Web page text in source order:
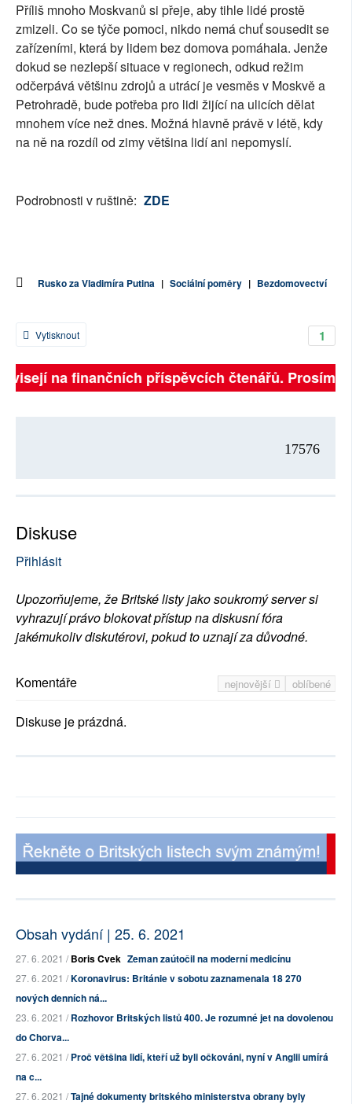
Příliš mnoho Moskvanů si přeje, aby tihle lidé prostě
zmizeli. Co se týče pomoci, nikdo nemá chuť sousedit se
zařízeními, která by lidem bez domova pomáhala. Jenže
dokud se nezlepší situace v regionech, odkud režim
odčerpává většinu zdrojů a utrácí je vesměs v Moskvě a
Petrohradě, bude potřeba pro lidi žijící na ulicích dělat
mnohem více než dnes. Možná hlavně právě v létě, kdy
na ně na rozdíl od zimy většina lidí ani nepomyslí.
Podrobnosti v ruštině: ZDE
Rusko za Vladimíra Putina | Sociální poměry | Bezdomovectví
1
Vytisknout
na finančních příspěvcích čtenářů. Prosíme,
17576
Diskuse
Přihlásit
Upozorňujeme, že Britské listy jako soukromý server si
vyhrazují právo blokovat přístup na diskusní fóra
jakémukoliv diskutérovi, pokud to uznají za důvodné.
nejnovější oblíbené
Komentáře
Diskuse je prázdná.
Obsah vydání | 25. 6. 2021
27. 6. 2021 /Boris Cvek Zeman zaútočil na moderní medicínu
27. 6. 2021 /Koronavirus: Británie v sobotu zaznamenala 18 270
nových denních ná...
23. 6. 2021 /Rozhovor Britských listů 400. Je rozumné jet na dovolenou
do Chorva...
27. 6. 2021 /Proč většina lidí, kteří už byli očkováni, nyní v Anglii umírá
na c...
27. 6. 2021 /Tajné dokumenty britského ministerstva obrany byly